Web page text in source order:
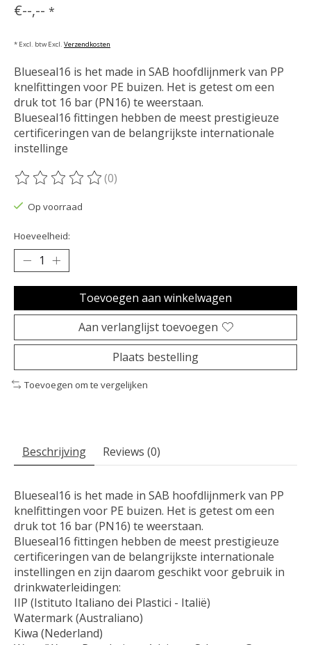
€--,-- *
* Excl. btw Excl. Verzendkosten
Blueseal16 is het made in SAB hoofdlijnmerk van PP
knelfittingen voor PE buizen. Het is getest om een ​​
druk tot 16 bar (PN16) te weerstaan.
Blueseal16 fittingen hebben de meest prestigieuze
certificeringen van de belangrijkste internationale
instellinge
De beoordeling van dit product is
(0)
Op voorraad
Hoeveelheid:
Toevoegen aan winkelwagen
Aan verlanglijst toevoegen
Plaats bestelling
Toevoegen om te vergelijken
Beschrijving Reviews (0)
Blueseal16 is het made in SAB hoofdlijnmerk van PP
knelfittingen voor PE buizen. Het is getest om een ​​
druk tot 16 bar (PN16) te weerstaan.
Blueseal16 fittingen hebben de meest prestigieuze
certificeringen van de belangrijkste internationale
instellingen en zijn daarom geschikt voor gebruik in
drinkwaterleidingen:
IIP (Istituto Italiano dei Plastici - Italië)
Watermark (Australiano)
Kiwa (Nederland)